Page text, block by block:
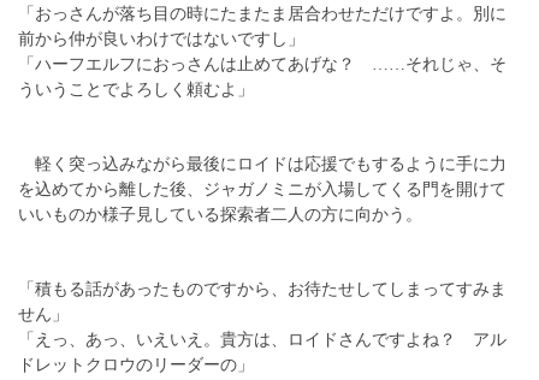
「おっさんが落ち目の時にたまたま居合わせただけですよ。別に
前から仲が良いわけではないですし」
「ハーフエルフにおっさんは止めてあげな？ ……それじゃ、そ
ういうことでよろしく頼むよ」
軽く突っ込みながら最後にロイドは応援でもするように手に力
を込めてから離した後、ジャガノミニが入場してくる門を開けて
いいものか様子見している探索者二人の方に向かう。
「積もる話があったものですから、お待たせしてしまってすみま
せん」
「えっ、あっ、いえいえ。貴方は、ロイドさんですよね？ アル
ドレットクロウのリーダーの」